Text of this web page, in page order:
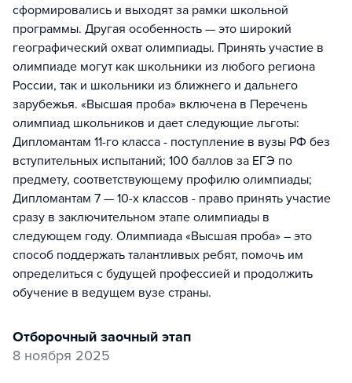
сформировались и выходят за рамки школьной
программы. Другая особенность — это широкий
географический охват олимпиады. Принять участие в
олимпиаде могут как школьники из любого региона
России, так и школьники из ближнего и дальнего
зарубежья. «Высшая проба» включена в Перечень
олимпиад школьников и дает следующие льготы:
Дипломантам 11-го класса - поступление в вузы РФ без
вступительных испытаний; 100 баллов за ЕГЭ по
предмету, соответствующему профилю олимпиады;
Дипломантам 7 — 10-х классов - право принять участие
сразу в заключительном этапе олимпиады в
следующем году. Олимпиада «Высшая проба» – это
способ поддержать талантливых ребят, помочь им
определиться с будущей профессией и продолжить
обучение в ведущем вузе страны.
отборочный заочный этап
8 ноября 2025